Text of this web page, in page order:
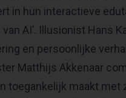
in hun interactieve
van AI’. Illusionist Hans
en persoonlijke
Matthijs Akkenaar
toegankelijk maakt met